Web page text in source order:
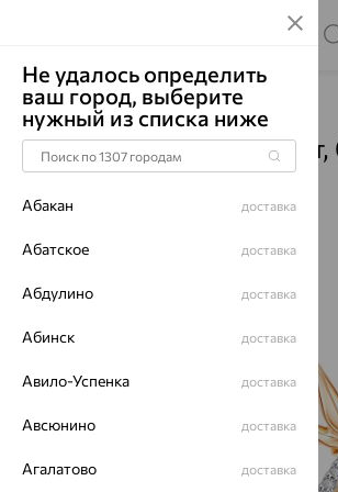
Главная Каталог Броши Фианит
Булавка, золото,
0014-00
Артикул:
Не удалось определить
ваш город, выберите
нужный из списка ниже
Абакан доставка
Абатское доставка
Абдулино доставка
Абинск доставка
Авило-Успенка доставка
Авсюнино доставка
Агалатово доставка